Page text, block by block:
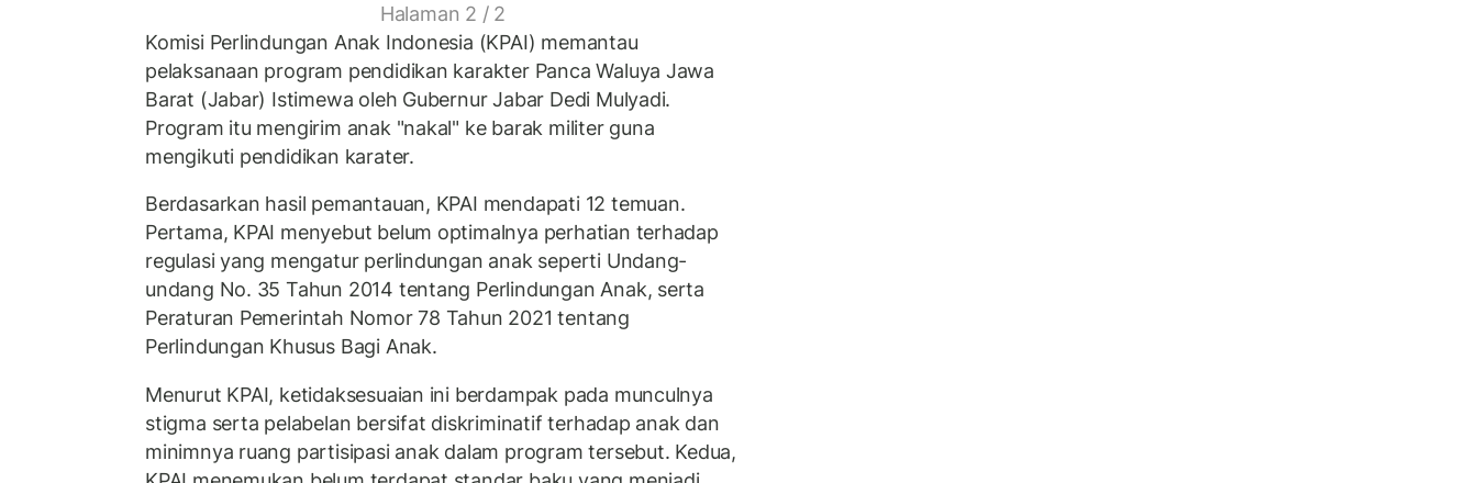
Halaman 2 / 2
Komisi Perlindungan Anak Indonesia (KPAI) memantau
pelaksanaan program pendidikan karakter Panca Waluya Jawa
Barat (Jabar) Istimewa oleh Gubernur Jabar Dedi Mulyadi.
Program itu mengirim anak "nakal" ke barak militer guna
mengikuti pendidikan karater.
Berdasarkan hasil pemantauan, KPAI mendapati 12 temuan.
Pertama, KPAI menyebut belum optimalnya perhatian terhadap
regulasi yang mengatur perlindungan anak seperti Undang-
undang No. 35 Tahun 2014 tentang Perlindungan Anak, serta
Peraturan Pemerintah Nomor 78 Tahun 2021 tentang
Perlindungan Khusus Bagi Anak.
Menurut KPAI, ketidaksesuaian ini berdampak pada munculnya
stigma serta pelabelan bersifat diskriminatif terhadap anak dan
minimnya ruang partisipasi anak dalam program tersebut. Kedua,